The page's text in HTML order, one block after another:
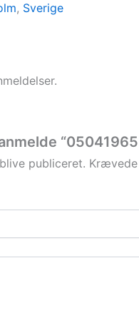
, Sverige
publiceret.